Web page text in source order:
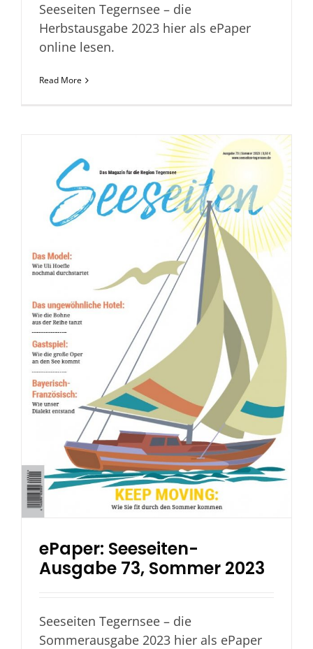
Seeseiten Tegernsee – die
Herbstausgabe 2023 hier als ePaper
online lesen.
Read More
ePaper: Seeseiten-
Ausgabe 73, Sommer 2023
Seeseiten Tegernsee – die
Sommerausgabe 2023 hier als ePaper